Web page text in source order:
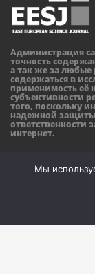
Администрация
точность
а так же за
содержаться в
применимость её
субъективности
того, поскольку
надежной
интернет.
Мы